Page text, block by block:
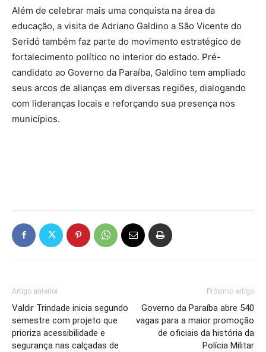
Além de celebrar mais uma conquista na área da
educação, a visita de Adriano Galdino a São Vicente do
Seridó também faz parte do movimento estratégico de
fortalecimento político no interior do estado. Pré-
candidato ao Governo da Paraíba, Galdino tem ampliado
seus arcos de alianças em diversas regiões, dialogando
com lideranças locais e reforçando sua presença nos
municípios.
Artigo anterior
Valdir Trindade inicia segundo
semestre com projeto que
prioriza acessibilidade e
segurança nas calçadas de
Próximo artigo
Governo da Paraíba abre 540
vagas para a maior promoção
de oficiais da história da
Polícia Militar